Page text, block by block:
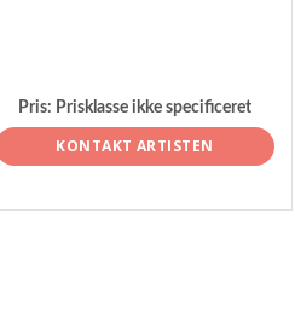
Pris: Prisklasse ikke specificeret
KONTAKT ARTISTEN